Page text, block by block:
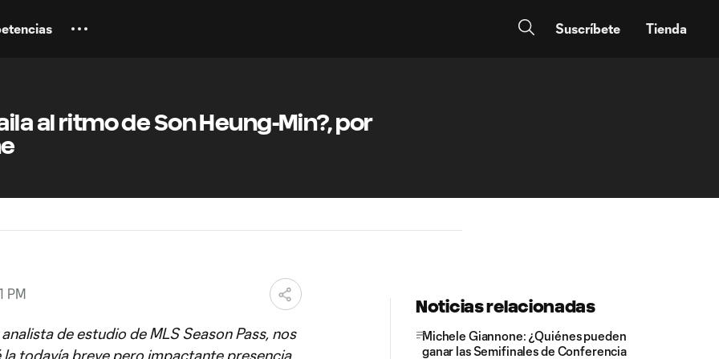
Suscríbete Tienda
al ritmo de Son Heung-Min?, por
PM
de estudio de MLS Season Pass, nos
todavía breve pero impactante presencia
Noticias relacionadas
Michele Giannone: ¿Quiénes pueden
ganar las Semifinales de Conferencia